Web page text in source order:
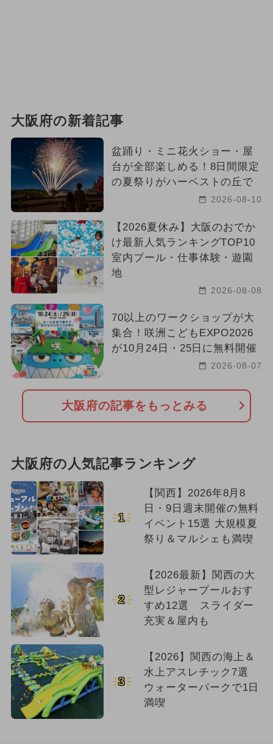
大阪府の新着記事
盆踊り・ミニ花火ショー・屋
台が全部楽しめる！8日間限定
の夏祭りがハーベストの丘で
2026-08-10
【2026夏休み】大阪のおでか
け最新人気ランキングTOP10
室内プール・仕事体験・遊園
地
2026-08-08
70以上のワークショップが大
集合！咲洲こどもEXPO2026
が10月24日・25日に無料開催
2026-08-07
大阪府の記事をもっとみる
大阪府の人気記事ランキング
1
【関西】2026年8月8
日・9日週末開催の無料
イベント15選 大規模夏
祭り＆マルシェも満喫
2
【2026最新】関西の大
型レジャープールおす
すめ12選 スライダー
充実＆屋内も
3
【2026】関西の海上＆
水上アスレチック7選
ウォーターパークで1日
満喫